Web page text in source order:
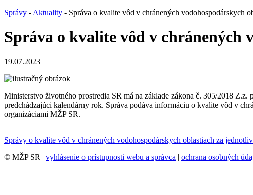
Správy - Aktuality - Správa o kvalite vôd v chránených vodohospodárskych
Správa o kvalite vôd v chránených
19.07.2023
Ministerstvo životného prostredia SR má na základe zákona č. 305/2018
predchádzajúci kalendárny rok. Správa podáva informáciu o kvalite vôd v
organizáciami MŽP SR.
Správy o kvalite vôd v chránených vodohospodárskych oblastiach za
© MŽP SR | vyhlásenie o prístupnosti webu a správca | ochrana osobných